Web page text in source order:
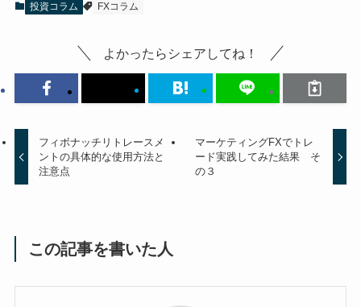
投資コラム FXコラム
よかったらシェアしてね！
フィボナッチリトレースメ
ントの具体的な使用方法と
注意点
マーケティングFXでトレ
ード実践してみた結果 そ
の３
この記事を書いた人